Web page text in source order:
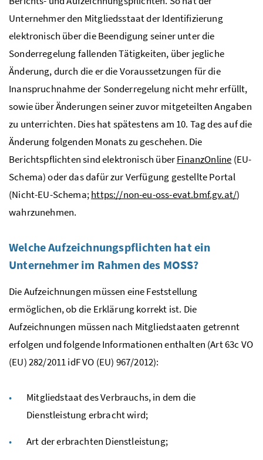
Unternehmer den Mitgliedsstaat der Identifizierung
elektronisch über die Beendigung seiner unter die
Sonderregelung fallenden Tätigkeiten, über jegliche
Änderung, durch die er die Voraussetzungen für die
Inanspruchnahme der Sonderregelung nicht mehr erfüllt,
sowie über Änderungen seiner zuvor mitgeteilten Angaben
zu unterrichten. Dies hat spätestens am 10. Tag des auf die
Änderung folgenden Monats zu geschehen. Die
Berichtspflichten sind elektronisch überFinanzOnline (EU-
Schema) oder das dafür zur Verfügung gestellte Portal
(Nicht-EU-Schema;https://non-eu-oss-evat.bmf.gv.at/)
wahrzunehmen.
Welche Aufzeichnungspflichten hat ein
Unternehmer im Rahmen des MOSS?
Die Aufzeichnungen müssen eine Feststellung
ermöglichen, ob die Erklärung korrekt ist. Die
Aufzeichnungen müssen nach Mitgliedstaaten getrennt
erfolgen und folgende Informationen enthalten (Art63c VO
(EU) 282/2011idFVO (EU) 967/2012):
Mitgliedstaat des Verbrauchs, in dem die
Dienstleistung erbracht wird;
Art der erbrachten Dienstleistung;